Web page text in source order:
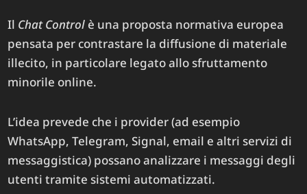
Il Chat Control è una proposta normativa europea
pensata per contrastare la diffusione di materiale
illecito, in particolare legato allo sfruttamento
minorile online.
L’idea prevede che i provider (ad esempio
WhatsApp, Telegram, Signal, email e altri servizi di
messaggistica) possano analizzare i messaggi degli
utenti tramite sistemi automatizzati.